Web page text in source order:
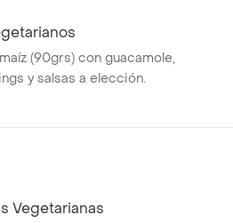
habanero.
(90grs) con guacamole,
y salsas a elección.
Vegetarianas